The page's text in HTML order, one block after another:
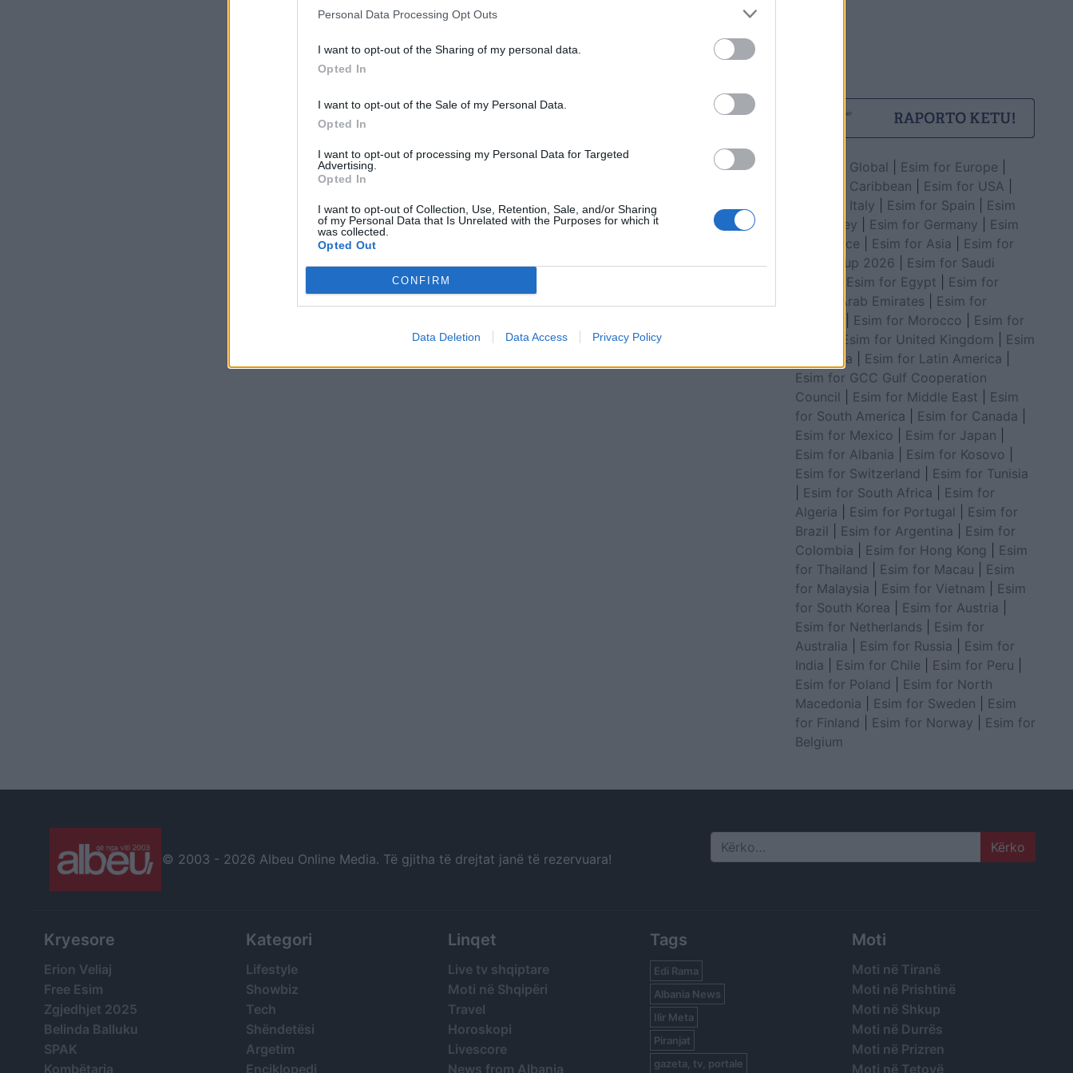
Personal Data Processing Opt Outs
I want to opt-out of the Sharing of my personal data.
Opted In
I want to opt-out of the Sale of my Personal Data.
Opted In
I want to opt-out of processing my Personal Data for Targeted
Advertising.
Opted In
I want to opt-out of Collection, Use, Retention, Sale, and/or Sharing
of my Personal Data that Is Unrelated with the Purposes for which it
was collected.
Opted Out
CONFIRM
Data Deletion Data Access Privacy Policy
Esim for Global Esim for Europe
Esim for Caribbean
Esim for USA
Esim for Italy
Esim for Spain
Esim
for Turkey
Esim for Germany
Esim
for Greece
Esim for Asia
Esim for
World Cup 2026
Esim for Saudi
Esim for Egypt
Esim for
United Arab Emirates
Esim for
Esim for Morocco
Esim for
Esim for United Kingdom
Esim
for Africa
Esim for Latin America
Esim for GCC Gulf Cooperation
Council
Esim for Middle East
Esim
for South America
Esim for Canada
Esim for Mexico
Esim for Japan
Esim for Albania
Esim for Kosovo
Esim for Switzerland
Esim for Tunisia
Esim for South Africa
Esim for
Algeria
Esim for Portugal
Esim for
Brazil
Esim for Argentina
Esim for
Colombia
Esim for Hong Kong
Esim
for Thailand
Esim for Macau
Esim
for Malaysia
Esim for Vietnam
Esim
for South Korea
Esim for Austria
Esim for Netherlands
Esim for
Australia
Esim for Russia
Esim for
India
Esim for Chile Esim for Peru
Esim for Poland
Esim for North
Macedonia
Esim for Sweden
Esim
for Finland
Esim for Norway
Esim for
Belgium
© 2003 - 2026 Albeu Online Media. Të gjitha të drejtat janë të rezervuara! Search
Kryesore
Erion Veliaj
Free Esim
Zgjedhjet 2025
Belinda Balluku
SPAK
Kombëtarja
Kategori
Lifestyle
Showbiz
Tech
Shëndetësi
Argetim
Enciklopedi
Linqet
Live tv shqiptare
Moti në Shqipëri
Travel
Horoskopi
Livescore
News from Albania
Tags
Edi Rama
Albania News
Ilir Meta
Piranjat
gazeta, tv, portale
Moti
Moti në Tiranë
Moti në Prishtinë
Moti në Shkup
Moti në Durrës
Moti në Prizren
Moti në Tetovë